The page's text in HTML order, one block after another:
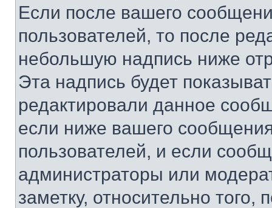
Если после вашего
пользователей, то после
небольшую надпись ниже
Эта надпись будет
редактировали данное
если ниже вашего
пользователей, и если
администраторы или
заметку, относительно